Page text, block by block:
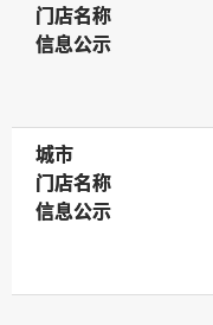
门店名称
门店名称
信息公示
信息公示
城市
城市
门店名称
门店名称
信息公示
信息公示